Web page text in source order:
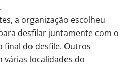
a organização escolheu
desfilar juntamente com o
final do desfile. Outros
várias localidades do